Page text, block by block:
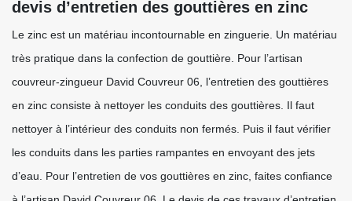
devis d’entretien des gouttières en zinc
Le zinc est un matériau incontournable en zinguerie. Un matériau
très pratique dans la confection de gouttière. Pour l’artisan
couvreur-zingueur David Couvreur 06, l’entretien des gouttières
en zinc consiste à nettoyer les conduits des gouttières. Il faut
nettoyer à l’intérieur des conduits non fermés. Puis il faut vérifier
les conduits dans les parties rampantes en envoyant des jets
d’eau. Pour l’entretien de vos gouttières en zinc, faites confiance